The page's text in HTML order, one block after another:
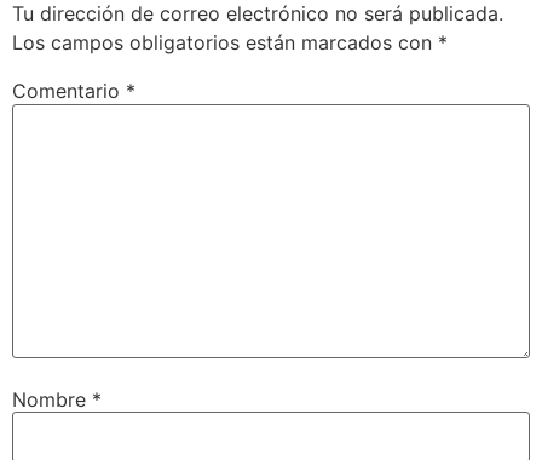
Tu dirección de correo electrónico no será publicada.
Los campos obligatorios están marcados con *
Comentario *
Nombre *